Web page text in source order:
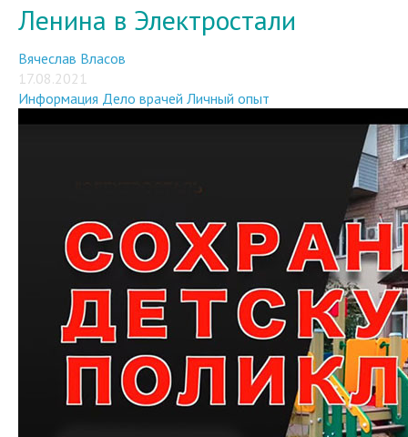
Ленина в Электростали
Вячеслав Власов
17.08.2021
Информация Дело врачей Личный опыт